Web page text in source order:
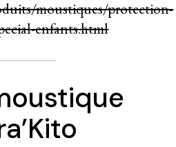
moustiques/protection-
enfants.html